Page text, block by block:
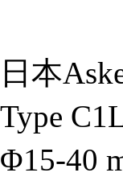
日本
Type
Φ15-40